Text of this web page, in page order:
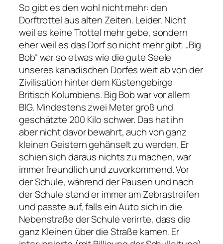
So gibt es den wohl nicht mehr: den
Dorftrottel aus alten Zeiten. Leider. Nicht
weil es keine Trottel mehr gebe, sondern
eher weil es das Dorf so nicht mehr gibt. „Big
Bob“ war so etwas wie die gute Seele
unseres kanadischen Dorfes weit ab von der
Zivilisation hinter dem Küstengebirge
Britisch Kolumbiens. Big Bob war vor allem
BIG. Mindestens zwei Meter groß und
geschätzte 200 Kilo schwer. Das hat ihn
aber nicht davor bewahrt, auch von ganz
kleinen Geistern gehänselt zu werden. Er
schien sich daraus nichts zu machen, war
immer freundlich und zuvorkommend. Vor
der Schule, während der Pausen und nach
der Schule stand er immer am Zebrastreifen
und passte auf, falls ein Auto sich in die
Nebenstraße der Schule verirrte, dass die
ganz Kleinen über die Straße kamen. Er